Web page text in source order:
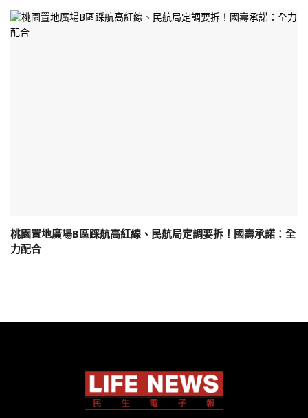
桃園置地廣場B區踩航高紅線、民航局定調要拆！國壽承諾：全
力配合